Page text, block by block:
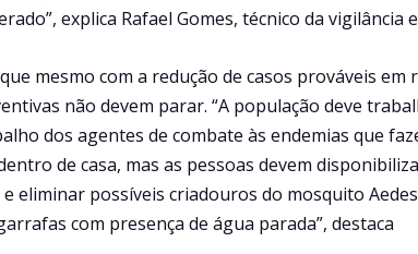
explica Rafael Gomes, técnico da vigilância
mesmo com a redução de casos prováveis em
não devem parar. “A população deve
dos agentes de combate às endemias que
de casa, mas as pessoas devem
eliminar possíveis criadouros do mosquito
com presença de água parada”, destaca